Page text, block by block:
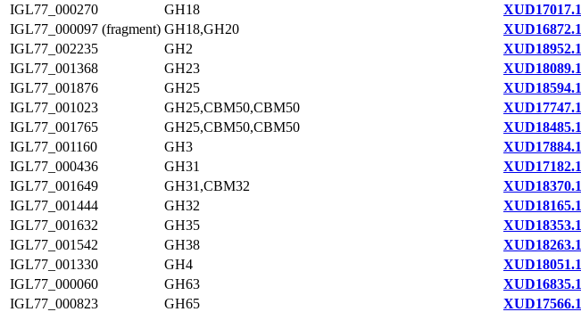
IGL77_000270
GH18
XUD17017.1
IGL77_000097 (fragment) GH18,GH20
XUD16872.1
IGL77_002235
GH2
XUD18952.1
IGL77_001368
GH23
XUD18089.1
IGL77_001876
GH25
XUD18594.1
IGL77_001023
GH25,CBM50,CBM50
XUD17747.1
IGL77_001765
GH25,CBM50,CBM50
XUD18485.1
IGL77_001160
GH3
XUD17884.1
IGL77_000436
GH31
XUD17182.1
IGL77_001649
GH31,CBM32
XUD18370.1
IGL77_001444
GH32
XUD18165.1
IGL77_001632
GH35
XUD18353.1
IGL77_001542
GH38
XUD18263.1
IGL77_001330
GH4
XUD18051.1
IGL77_000060
GH63
XUD16835.1
IGL77_000823
GH65
XUD17566.1